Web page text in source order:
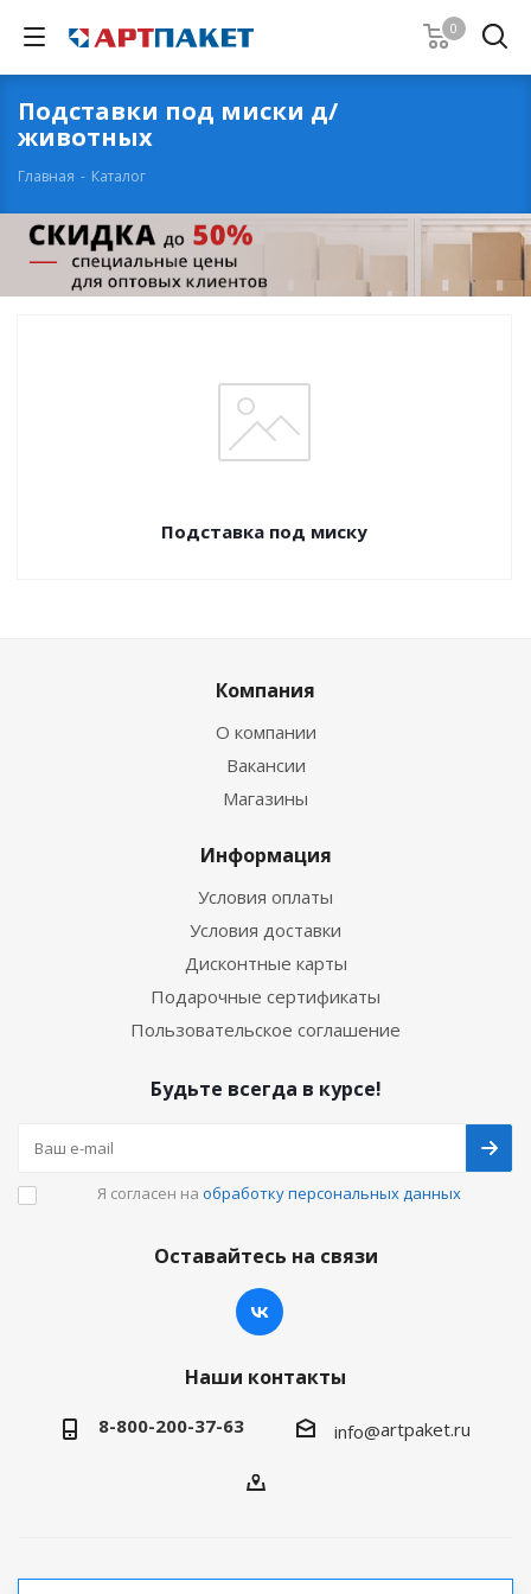
0
Подставки под миски д/
животных
Главная - Каталог
Подставка под миску
Компания
О компании
Вакансии
Магазины
Информация
Условия оплаты
Условия доставки
Дисконтные карты
Подарочные сертификаты
Пользовательское соглашение
Будьте всегда в курсе!
Я согласен на обработку персональных данных
Оставайтесь на связи
Наши контакты
8-800-200-37-63 info@artpaket.ru